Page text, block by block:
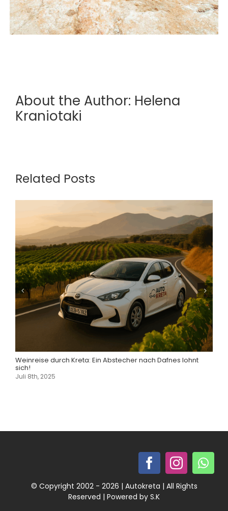
About the Author: Helena
Kraniotaki
Related Posts
Weinreise durch Kreta: Ein Abstecher nach Dafnes lohnt
sich!
Juli 8th, 2025
© Copyright 2002 - 2026 | Autokreta | All Rights
Reserved | Powered by S.K